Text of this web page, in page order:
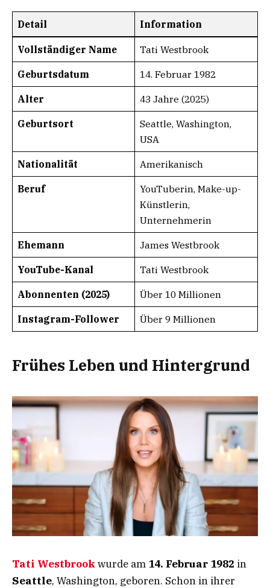
Detail Information
Vollständiger Name Tati Westbrook
Geburtsdatum 14. Februar 1982
Alter 43 Jahre (2025)
Geburtsort
Seattle, Washington,
USA
Nationalität Amerikanisch
Beruf
YouTuberin, Make-up-
Künstlerin,
Unternehmerin
Ehemann James Westbrook
YouTube-Kanal Tati Westbrook
Abonnenten (2025) Über 10 Millionen
Instagram-Follower Über 9 Millionen
Frühes Leben und Hintergrund
Tati Westbrook wurde am 14. Februar 1982 in
Seattle, Washington, geboren. Schon in ihrer